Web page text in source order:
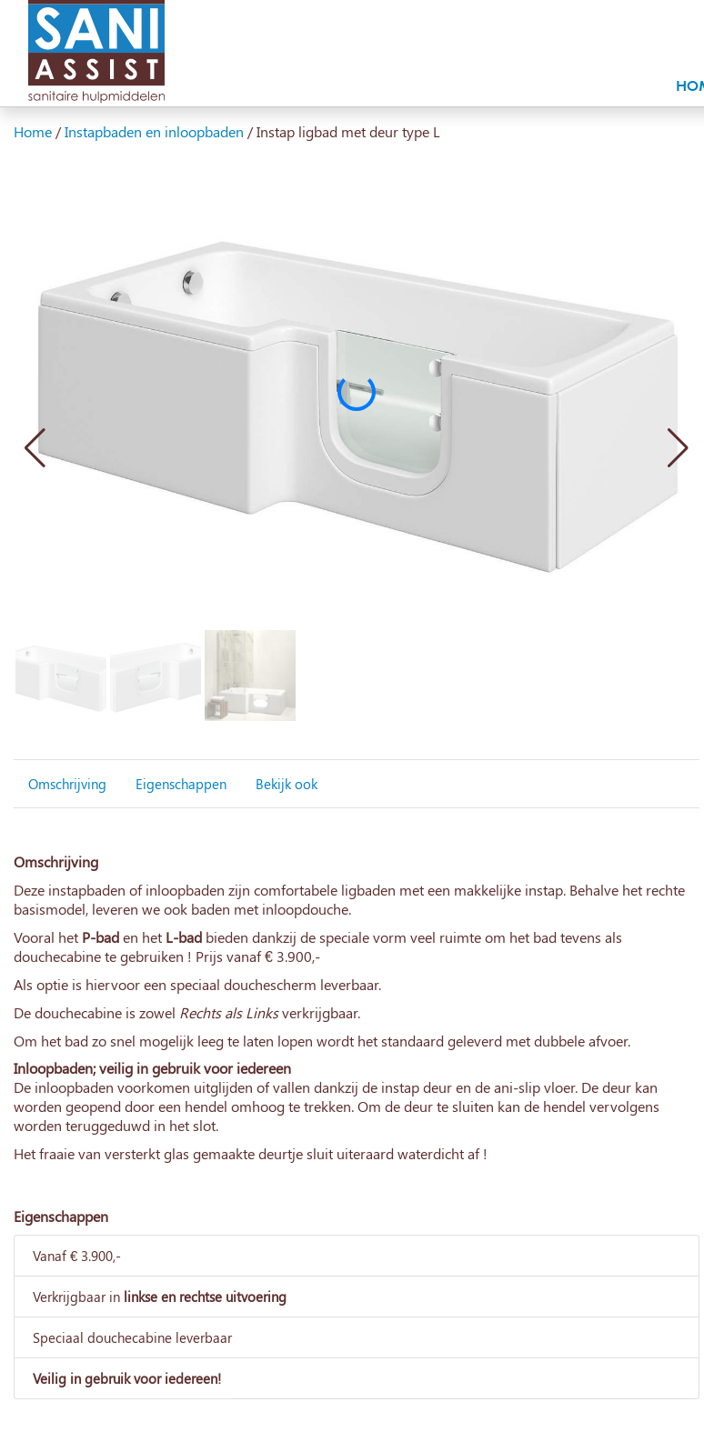
Home /Instapbaden en inloopbaden /Instap ligbad met deur type L
Omschrijving Eigenschappen Bekijk ook
Omschrijving
Deze instapbaden of inloopbaden zijn comfortabele ligbaden met een makkelijke instap. Behalve het rechte
basismodel, leveren we ook baden met inloopdouche.
Vooral het P-baden het L-bad bieden dankzij de speciale vorm veel ruimte om het bad tevens als
douchecabine te gebruiken ! Prijs vanaf € 3.900,-
Als optie is hiervoor een speciaal douchescherm leverbaar.
De douchecabine is zowel Rechts als Linksverkrijgbaar.
Om het bad zo snel mogelijk leeg te laten lopen wordt het standaard geleverd met dubbele afvoer.
Inloopbaden; veilig in gebruik voor iedereen
De inloopbaden voorkomen uitglijden of vallen dankzij de instap deur en de ani-slip vloer. De deur kan
worden geopend door een hendel omhoog te trekken. Om de deur te sluiten kan de hendel vervolgens
worden teruggeduwd in het slot.
Het fraaie van versterkt glas gemaakte deurtje sluit uiteraard waterdicht af !
Eigenschappen
Vanaf € 3.900,-
Verkrijgbaar in linkse en rechtse uitvoering
Speciaal douchecabine leverbaar
Veilig in gebruik voor iedereen!